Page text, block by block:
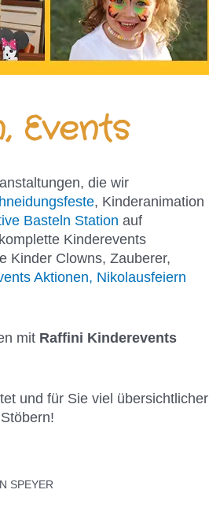
Events
die wir
, Kinderanimation
Basteln Station auf
Kinderevents
Kinder Clowns, Zauberer,
Aktionen, Nikolausfeiern
mit Raffini Kinderevents
und für Sie viel übersichtlicher
SPEYER